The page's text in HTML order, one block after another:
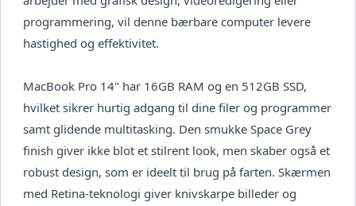
programmering, vil denne bærbare computer levere
hastighed og effektivitet.
MacBook Pro 14" har 16GB RAM og en 512GB SSD,
hvilket sikrer hurtig adgang til dine filer og programmer
samt glidende multitasking. Den smukke Space Grey
finish giver ikke blot et stilrent look, men skaber også et
robust design, som er ideelt til brug på farten. Skærmen
med Retina-teknologi giver knivskarpe billeder og